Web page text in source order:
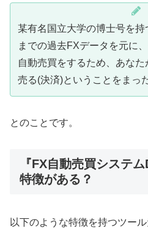
某有名国立大学の博士号を
までの過去FXデータを元に
自動売買をするため、あなた
売る(決済)ということをまっ
とのことです。
『FX自動売買システ
特徴がある？
以下のような特徴を持つツー